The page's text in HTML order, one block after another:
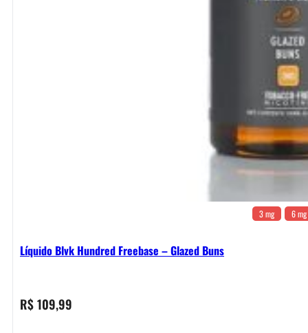
3 mg 6 mg
Líquido Blvk Hundred Freebase – Glazed Buns
R$109,99